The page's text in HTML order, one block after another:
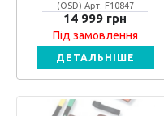
(OSD) Арт: F10847
14 999 грн
Під замовлення
ДЕТАЛЬНІШЕ